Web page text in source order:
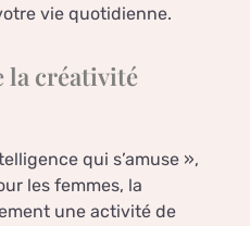
vie quotidienne.
la créativité
qui s’amuse »,
les femmes, la
une activité de